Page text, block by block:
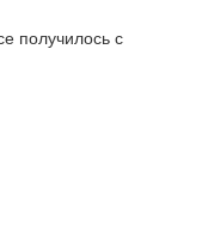
получилось с